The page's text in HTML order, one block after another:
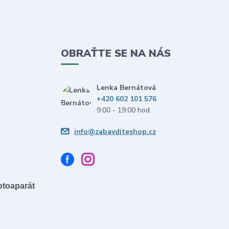
OBRAŤTE SE NA NÁS
Lenka Bernátová
+420 602 101 576
9:00 - 19:00 hod.
info@zabavditeshop.cz